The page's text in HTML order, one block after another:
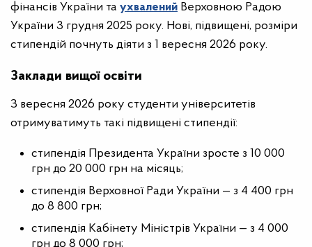
фінансів України та ухвалений Верховною Радою
України 3 грудня 2025 року. Нові, підвищені, розміри
стипендій почнуть діяти з 1 вересня 2026 року.
Заклади вищої освіти
З вересня 2026 року студенти університетів
отримуватимуть такі підвищені стипендії:
стипендія Президента України зросте з 10 000
грн до 20 000 грн на місяць;
стипендія Верховної Ради України — з 4 400 грн
до 8 800 грн;
стипендія Кабінету Міністрів України — з 4 000
грн до 8 000 грн;